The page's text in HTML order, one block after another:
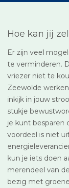
Hoe kan jij
Er zijn veel
te verminderen.
vriezer niet te
Zeewolde
inkijk in jouw
stukje
je kunt besparen
voordeel is niet
kun je iets doen
merendeel van
bezig met